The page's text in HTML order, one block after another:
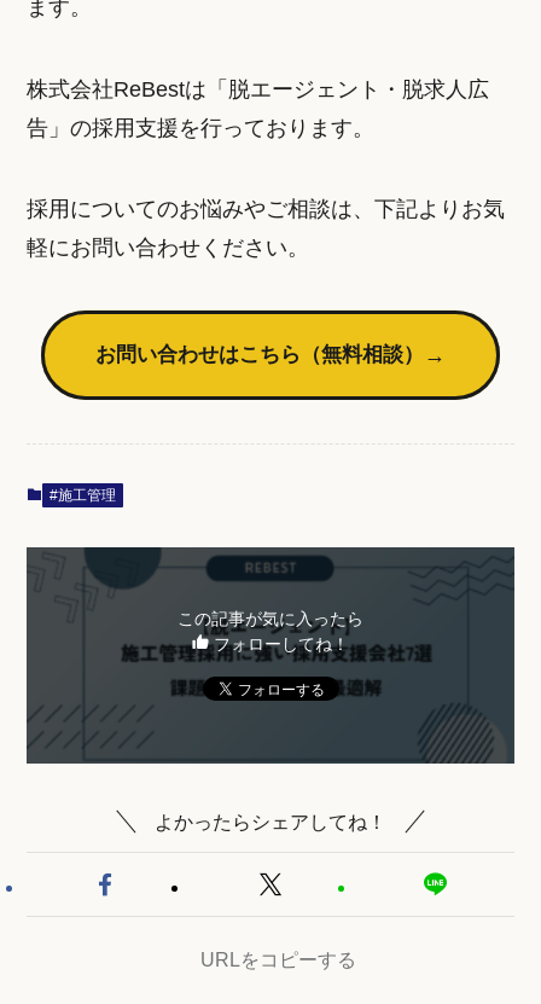
ます。
株式会社ReBestは「脱エージェント・脱求人広
告」の採用支援を行っております。
採用についてのお悩みやご相談は、下記よりお気
軽にお問い合わせください。
お問い合わせはこちら（無料相談） →
#施工管理
この記事が気に入ったら
フォローしてね！
よかったらシェアしてね！
URLをコピーする